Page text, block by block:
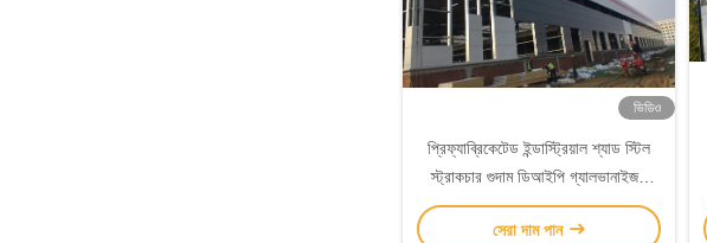
ভিডিও
প্রিফ্যাব্রিকেটেড ইন্ডাস্ট্রিয়াল শ্যাড স্টিল
স্ট্রাকচার গুদাম ডিআইপি গ্যালভানাইজড
কাস্টমাইজড
সেরা দাম পান